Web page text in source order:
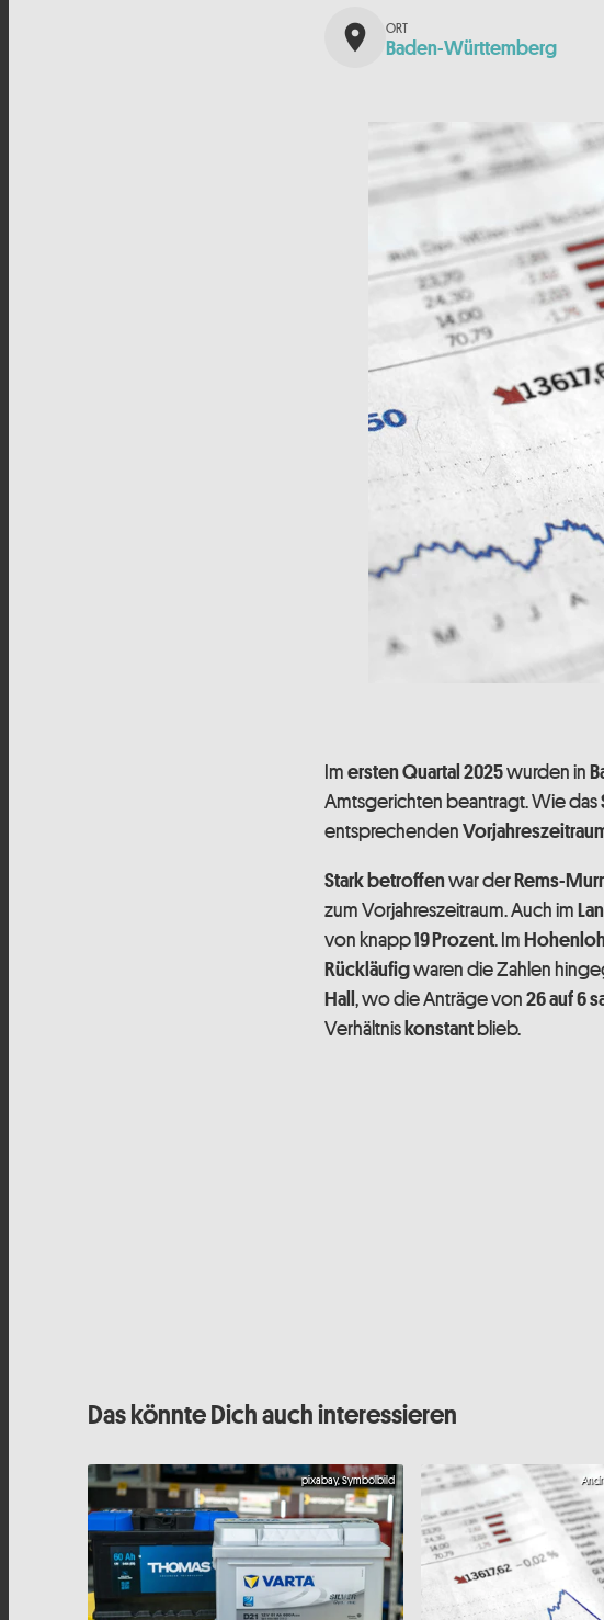
place Baden-Württemberg
Im ersten Quartal 2025wurden in
Amtsgerichten beantragt. Wie das
entsprechenden
Stark betroffenwar derRems-
zum Vorjahreszeitraum. Auch im
von knapp19 Prozent. Im
Rückläufigwaren die Zahlen
Hall , wo die Anträge von 26 auf 6
Verhältnis konstant blieb.
Das könnte Dich auch interessieren
pixabay, Symbolbild